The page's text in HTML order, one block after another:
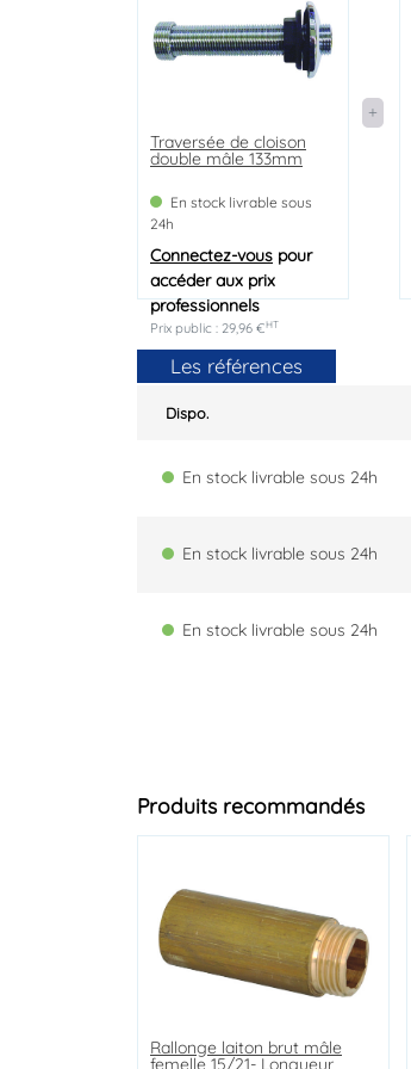
Traversée de cloison
double mâle 133mm
En stock livrable sous
24h
Connectez-vous pour
accéder aux prix
professionnels
Prix public : 29,96 €HT
Les références
Dispo.
En stock livrable sous 24h
En stock livrable sous 24h
En stock livrable sous 24h
Produits recommandés
Rallonge laiton brut mâle
femelle 15/21- Longueur
Ensemble barre anticalcaire 3
jets Ev'O
Ensemble barre anticalcaire
monojet